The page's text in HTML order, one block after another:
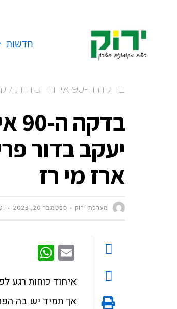
חדשות
בדקה ה-90
העיר. // ארז מי רז
יעקב בדור
ארז מי רז
מערכת ירוק ספטמבר 20, 2023
Email
איחוד כוחות רגע
אך תמיד יש בה